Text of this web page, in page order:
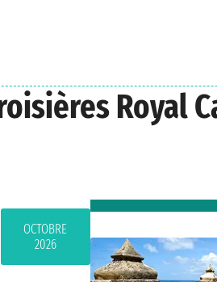
Royal
OCTOBRE
2026